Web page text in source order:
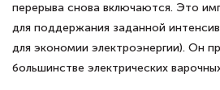
перерыва снова включаются. Это
для поддержания заданной
для экономии электроэнергии). Он
большинстве электрических